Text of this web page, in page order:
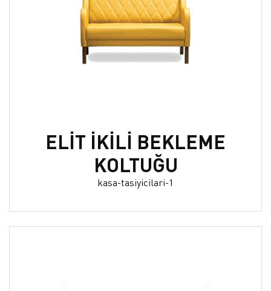
ELİT İKİLİ BEKLEME
KOLTUĞU
kasa-tasiyicilari-1